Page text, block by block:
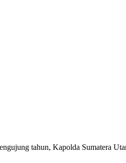
tahun, Kapolda Sumatera